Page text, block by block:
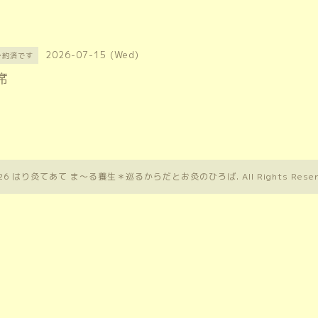
約済です 2026-07-15 (Wed)
はり灸てあて ま〜る養生＊巡るからだとお灸のひろば. All Rights